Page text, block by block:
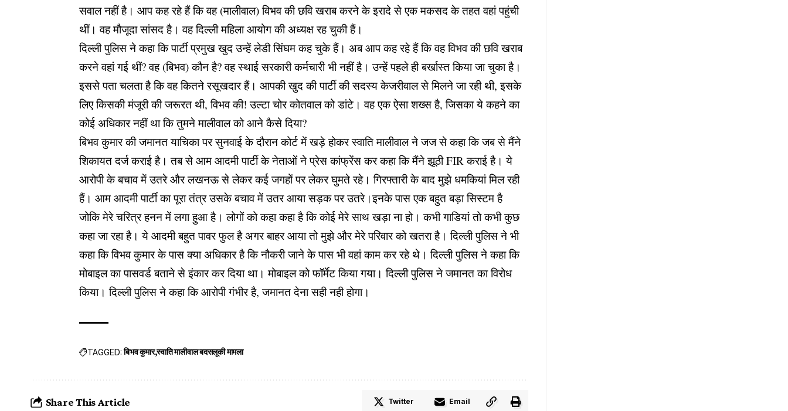
सवाल नहीं है। आप कह रहे हैं कि वह (मालीवाल) विभव की छवि खराब करने के इरादे से एक मकसद के तहत वहां पहुंची
थीं। वह मौजूदा सांसद है। वह दिल्ली महिला आयोग की अध्यक्ष रह चुकी हैं।
दिल्ली पुलिस ने कहा कि पार्टी प्रमुख खुद उन्हें लेडी सिंघम कह चुके हैं। अब आप कह रहे हैं कि वह विभव की छवि खराब
करने वहां गई थीं? वह (बिभव) कौन है? वह स्थाई सरकारी कर्मचारी भी नहीं है। उन्हें पहले ही बर्खास्त किया जा चुका है।
इससे पता चलता है कि वह कितने रसूखदार हैं। आपकी खुद की पार्टी की सदस्य केजरीवाल से मिलने जा रही थी, इसके
लिए किसकी मंजूरी की जरूरत थी, विभव की! उल्टा चोर कोतवाल को डांटे। वह एक ऐसा शख्स है, जिसका ये कहने का
कोई अधिकार नहीं था कि तुमने मालीवाल को आने कैसे दिया?
बिभव कुमार की जमानत याचिका पर सुनवाई के दौरान कोर्ट में खड़े होकर स्वाति मालीवाल ने जज से कहा कि जब से मैंने
शिकायत दर्ज कराई है। तब से आम आदमी पार्टी के नेताओं ने प्रेस कांफ्रेंस कर कहा कि मैंने झूठी FIR कराई है। ये
आरोपी के बचाव में उतरे और लखनऊ से लेकर क‌‌ई जगहों पर लेकर घुमते रहे। गिरफ्तारी के बाद मुझे धमकियां मिल रही
हैं। आम आदमी पार्टी का पूरा तंत्र उसके बचाव में उतर आया सड़क पर उतरे।इनके पास एक बहुत बड़ा सिस्टम है
जोकि मेरे चरित्र हनन में लगा हुआ है। लोगों को कहा कहा है कि कोई मेरे साथ खड़ा ना हो। कभी गाडियां तो कभी कुछ
कहा जा रहा है। ये आदमी बहुत पावर फुल है अगर बाहर आया तो मुझे और मेरे परिवार को खतरा है। दिल्ली पुलिस ने भी
कहा कि विभव कुमार के पास क्या अधिकार है कि नौकरी जाने के पास भी वहां काम कर रहे थे। दिल्ली पुलिस ने कहा कि
मोबाइल का पासवर्ड बताने से इंकार कर दिया था। मोबाइल को फॉर्मेट किया गया। दिल्ली पुलिस ने जमानत का विरोध
किया। दिल्ली पुलिस ने कहा कि आरोपी गंभीर है, जमानत देना सही नही होगा।
TAGGED: बिभव कुमार स्वाति मालीवाल बदसलूकी मामला
Share This Article Twitter Email